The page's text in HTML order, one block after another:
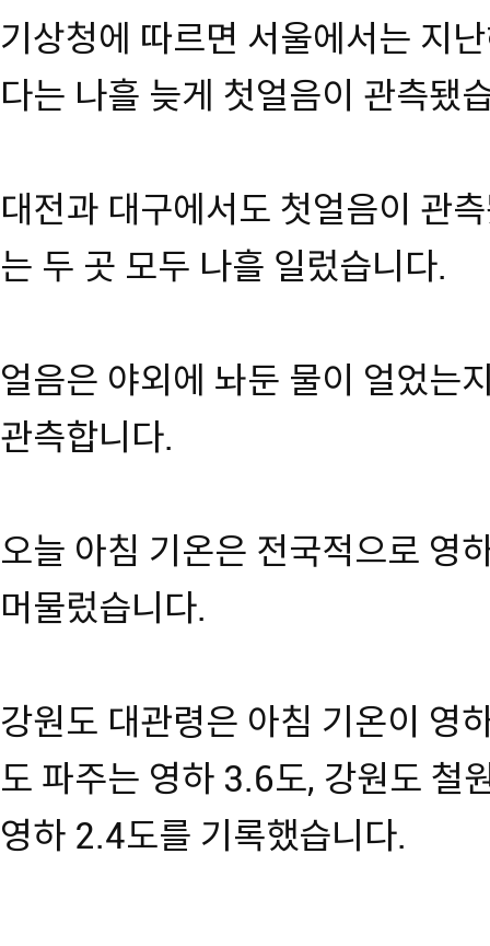
기상청에 따르면 서울에서는 지
다는 나흘 늦게 첫얼음이 관측됐
대전과 대구에서도 첫얼음이 관
는 두 곳 모두 나흘 일렀습니다.
얼음은 야외에 놔둔 물이 얼었는
관측합니다.
오늘 아침 기온은 전국적으로 영
머물렀습니다.
강원도 대관령은 아침 기온이 영
도 파주는 영하 3.6도, 강원도 철
영하 2.4도를 기록했습니다.